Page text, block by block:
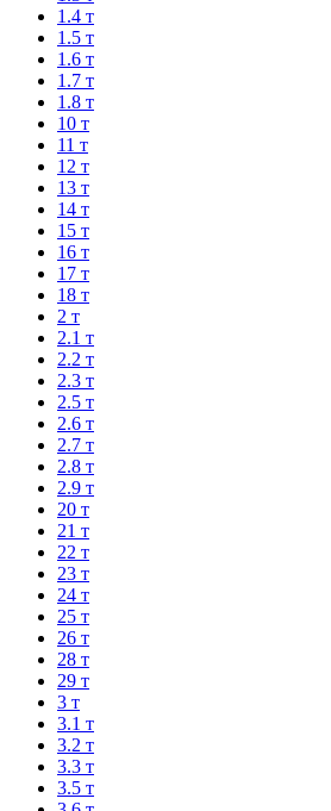
1.4 т
1.5 т
1.6 т
1.7 т
1.8 т
10 т
11 т
12 т
13 т
14 т
15 т
16 т
17 т
18 т
2 т
2.1 т
2.2 т
2.3 т
2.5 т
2.6 т
2.7 т
2.8 т
2.9 т
20 т
21 т
22 т
23 т
24 т
25 т
26 т
28 т
29 т
3 т
3.1 т
3.2 т
3.3 т
3.5 т